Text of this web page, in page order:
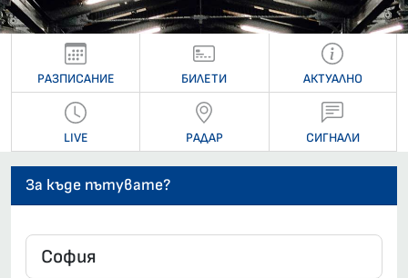
РАЗПИСАНИЕ БИЛЕТИ АКТУАЛНО
LIVE РАДАР СИГНАЛИ
За къде пътувате?